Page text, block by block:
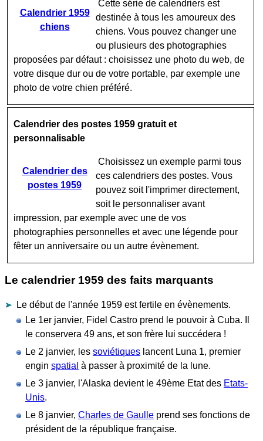
Calendrier 1959
chiens
Cette série de calendriers est
destinée à tous les amoureux des
chiens. Vous pouvez changer une
ou plusieurs des photographies
proposées par défaut : choisissez une photo du web, de
votre disque dur ou de votre portable, par exemple une
photo de votre chien préféré.
Calendrier des postes 1959 gratuit et
personnalisable
Calendrier des
postes 1959
Choisissez un exemple parmi tous
ces calendriers des postes. Vous
pouvez soit l'imprimer directement,
soit le personnaliser avant
impression, par exemple avec une de vos
photographies personnelles et avec une légende pour
fêter un anniversaire ou un autre évènement.
Le calendrier 1959 des faits marquants
Le début de l'année 1959 est fertile en évènements.
Le 1er janvier, Fidel Castro prend le pouvoir à Cuba. Il
le conservera 49 ans, et son frère lui succédera !
Le 2 janvier, les soviétiques lancent Luna 1, premier
engin spatial à passer à proximité de la lune.
Le 3 janvier, l'Alaska devient le 49ème Etat des Etats-
Unis.
Le 8 janvier, Charles de Gaulle prend ses fonctions de
président de la république française.